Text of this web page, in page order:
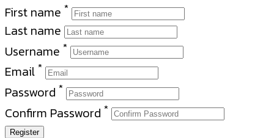
First name *
Last name
Username *
Email *
Password *
Confirm Password *
Register